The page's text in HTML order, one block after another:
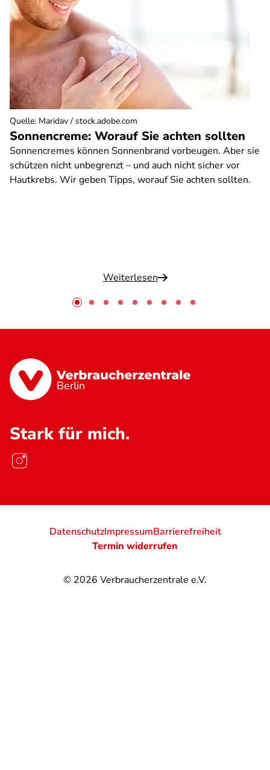
Sonnencreme: Worauf Sie achten sollten
Sonnencremes können Sonnenbrand vorbeugen. Aber sie
schützen nicht unbegrenzt – und auch nicht sicher vor
Hautkrebs. Wir geben Tipps, worauf Sie achten sollten.
Weiterlesen
Quelle: Maridav / stock.adobe.com
Berlin
Stark für mich.
© 2026 Verbraucherzentrale e.V.
DatenschutzImpressumBarrierefreiheit
Termin widerrufen